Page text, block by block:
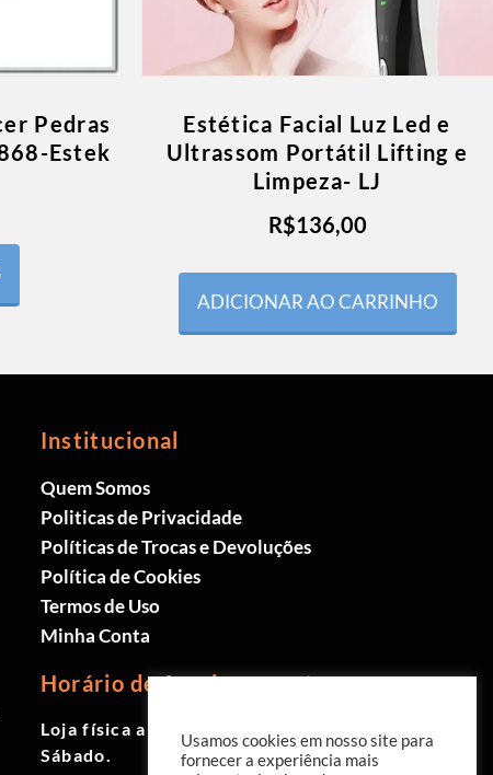
Pedras
Estek
Estética Facial Luz Led e
Ultrassom Portátil Lifting e
Limpeza- LJ
R$136,00
ADICIONAR AO CARRINHO
Institucional
Quem Somos
Politicas de Privacidade
Políticas de Trocas e Devoluções
Política de Cookies
Termos de Uso
Minha Conta
Horário de funcionamento
Loja física aberta de Segunda à
Sábado.
Usamos cookies em nosso site para
fornecer a experiência mais